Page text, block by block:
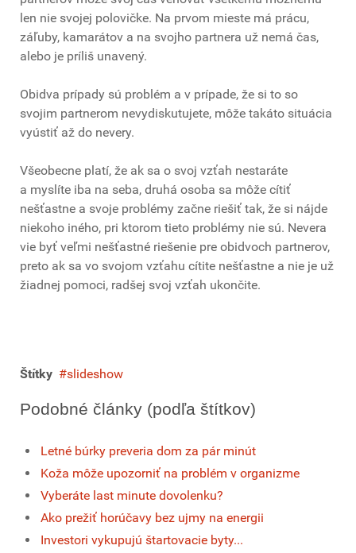
len nie svojej polovičke. Na prvom mieste má prácu,
záľuby, kamarátov a na svojho partnera už nemá čas,
alebo je príliš unavený.
Obidva prípady sú problém a v prípade, že si to so
svojim partnerom nevydiskutujete, môže takáto situácia
vyústiť až do nevery.
Všeobecne platí, že ak sa o svoj vzťah nestaráte
a myslíte iba na seba, druhá osoba sa môže cítiť
nešťastne a svoje problémy začne riešiť tak, že si nájde
niekoho iného, pri ktorom tieto problémy nie sú. Nevera
vie byť veľmi nešťastné riešenie pre obidvoch partnerov,
preto ak sa vo svojom vzťahu cítite nešťastne a nie je už
žiadnej pomoci, radšej svoj vzťah ukončite.
Štítky slideshow
Podobné články (podľa štítkov)
Letné búrky preveria dom za pár minút
Koža môže upozorniť na problém v organizme
Vyberáte last minute dovolenku?
Ako prežiť horúčavy bez ujmy na energii
Investori vykupujú štartovacie byty...